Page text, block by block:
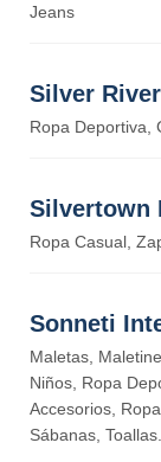
Jeans
Silver
Ropa Deportiva,
Silvertown
Ropa Casual,
Sonneti
Maletas,
Niños, Ropa
Accesorios,
Sábanas, Toallas.